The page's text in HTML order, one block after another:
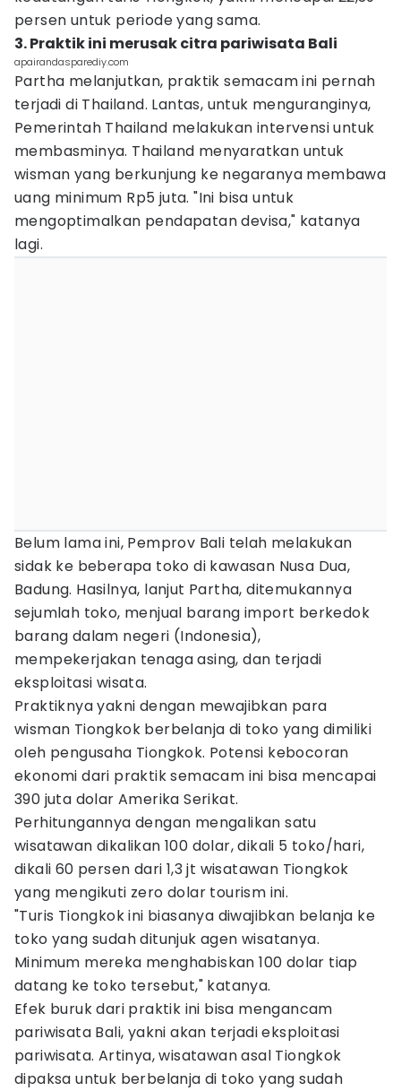
persen untuk periode yang sama.
3. Praktik ini merusak citra pariwisata Bali
apairandasparediy.com
Partha melanjutkan, praktik semacam ini pernah
terjadi di Thailand. Lantas, untuk menguranginya,
Pemerintah Thailand melakukan intervensi untuk
membasminya. Thailand menyaratkan untuk
wisman yang berkunjung ke negaranya membawa
uang minimum Rp5 juta. "Ini bisa untuk
mengoptimalkan pendapatan devisa," katanya
lagi.
Belum lama ini, Pemprov Bali telah melakukan
sidak ke beberapa toko di kawasan Nusa Dua,
Badung. Hasilnya, lanjut Partha, ditemukannya
sejumlah toko, menjual barang import berkedok
barang dalam negeri (Indonesia),
mempekerjakan tenaga asing, dan terjadi
eksploitasi wisata.
Praktiknya yakni dengan mewajibkan para
wisman Tiongkok berbelanja di toko yang dimiliki
oleh pengusaha Tiongkok. Potensi kebocoran
ekonomi dari praktik semacam ini bisa mencapai
390 juta dolar Amerika Serikat.
Perhitungannya dengan mengalikan satu
wisatawan dikalikan 100 dolar, dikali 5 toko/hari,
dikali 60 persen dari 1,3 jt wisatawan Tiongkok
yang mengikuti zero dolar tourism ini.
"Turis Tiongkok ini biasanya diwajibkan belanja ke
toko yang sudah ditunjuk agen wisatanya.
Minimum mereka menghabiskan 100 dolar tiap
datang ke toko tersebut," katanya.
Efek buruk dari praktik ini bisa mengancam
pariwisata Bali, yakni akan terjadi eksploitasi
pariwisata. Artinya, wisatawan asal Tiongkok
dipaksa untuk berbelanja di toko yang sudah